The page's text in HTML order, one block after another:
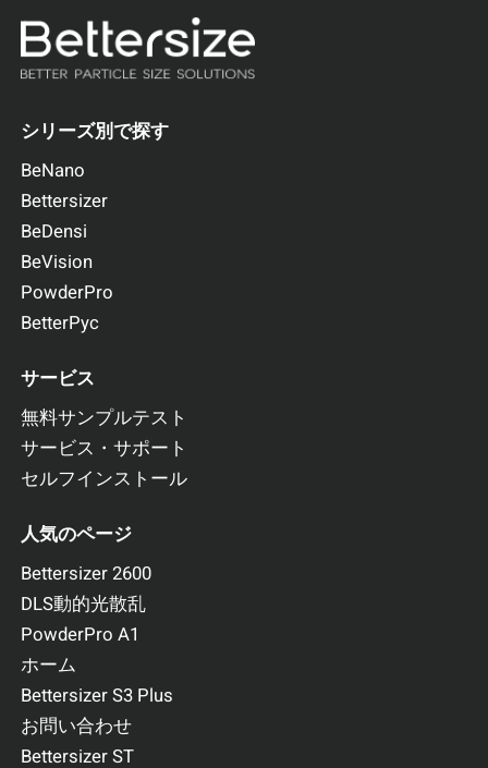
シリーズ別で探す
BeNano
Bettersizer
BeDensi
BeVision
PowderPro
BetterPyc
サービス
無料サンプルテスト
サービス・サポート
セルフインストール
人気のページ
Bettersizer 2600
DLS動的光散乱
PowderPro A1
ホーム
Bettersizer S3 Plus
お問い合わせ
Bettersizer ST